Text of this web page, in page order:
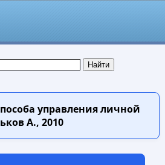
управления личной
А., 2010